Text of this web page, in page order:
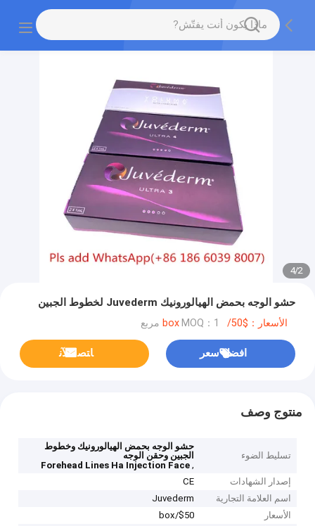
2
/
4
حشو الوجه بحمض الهيالورونيك Juvederm لخطوط الجبين
الأسعار：$50/box MOQ：1 مربع
افضل سعر ﺎﺘﺼﻟ ﺍﻶﻧ
منتوج وصف
تسليط الضوء
حشو الوجه بحمض الهيالورونيك وخطوط
الجبين وحقن الوجه
,
Forehead Lines Ha Injection Face
إصدار الشهادات
CE
اسم العلامة التجارية
Juvederm
الأسعار
$50/box